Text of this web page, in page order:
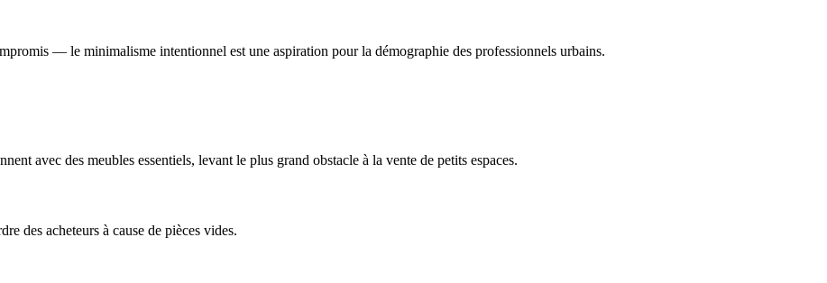
— le minimalisme intentionnel est une aspiration pour la démographie des professionnels urbains.
avec des meubles essentiels, levant le plus grand obstacle à la vente de petits espaces.
des acheteurs à cause de pièces vides.